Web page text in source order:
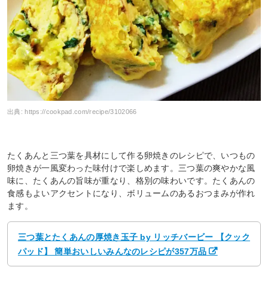
出典:https://cookpad.com/recipe/3102066
たくあんと三つ葉を具材にして作る卵焼きのレシピで、いつもの
卵焼きが一風変わった味付けで楽しめます。三つ葉の爽やかな風
味に、たくあんの旨味が重なり、格別の味わいです。たくあんの
食感もよいアクセントになり、ボリュームのあるおつまみが作れ
ます。
三つ葉とたくあんの厚焼き玉子 by リッチバービー 【クック
パッド】 簡単おいしいみんなのレシピが357万品